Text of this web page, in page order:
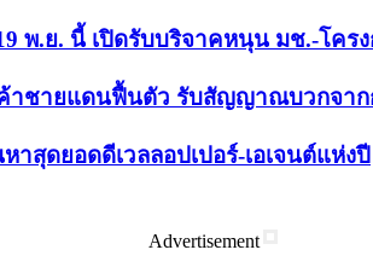
พ.ย. นี้ เปิดรับบริจาคหนุน มช.-โคร
าชายแดนฟื้นตัว รับสัญญาณบวกจาก
าสุดยอดดีเวลลอปเปอร์-เอเจนต์แห่งปี
Advertisement